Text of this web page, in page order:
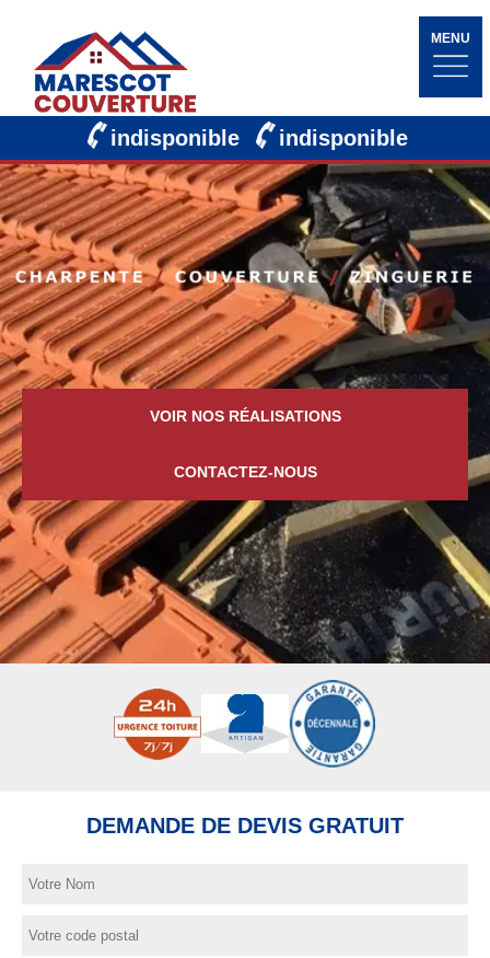
MENU
indisponible indisponible
VOIR NOS RÉALISATIONS
CONTACTEZ-NOUS
DEMANDE DE DEVIS GRATUIT